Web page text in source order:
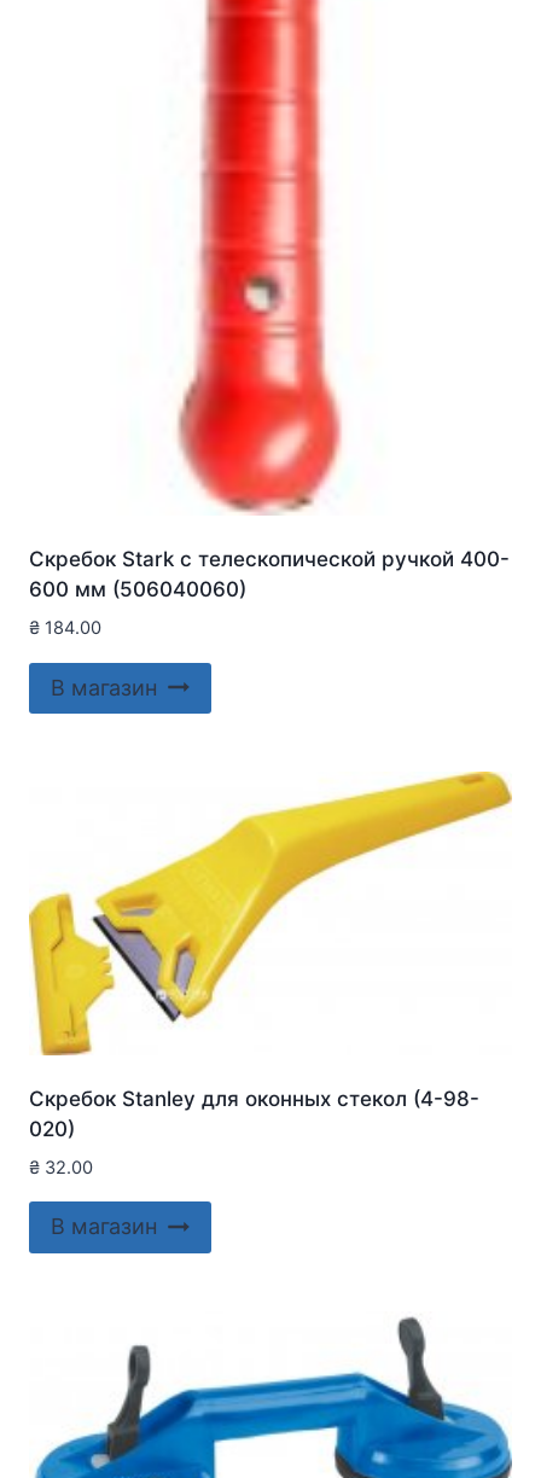
Скребок Stark с телескопической ручкой 400-
600 мм (506040060)
₴ 184.00
В магазин
Скребок Stanley для оконныx стекол (4-98-
020)
₴ 32.00
В магазин